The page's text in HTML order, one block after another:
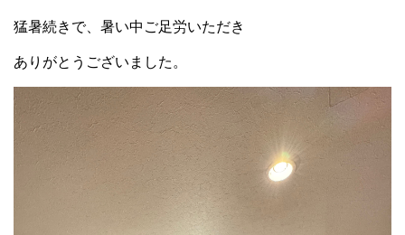
猛暑続きで、暑い中ご足労いただき
ありがとうございました。